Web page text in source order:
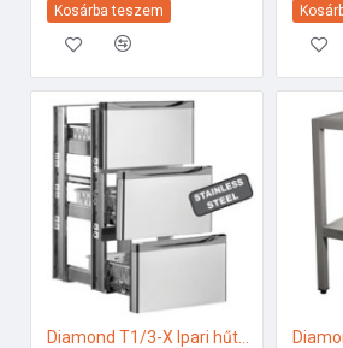
Kosárba teszem